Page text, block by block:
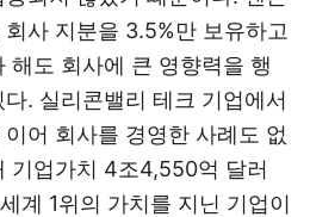
사 지분을 3.5%만 보유하고
해도 회사에 큰 영향력을 행
. 실리콘밸리 테크 기업에서
어 회사를 경영한 사례도 없
기업가치 4조4,550억 달러
계 1위의 가치를 지닌 기업이